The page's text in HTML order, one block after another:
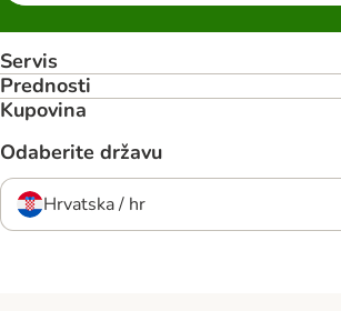
Servis
Prednosti
Kupovina
Odaberite državu
Hrvatska / hr